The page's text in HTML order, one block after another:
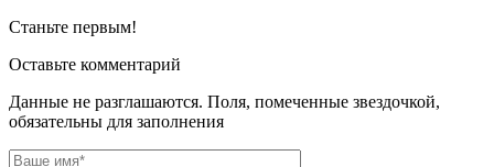
Станьте первым!
Оставьте комментарий
Данные не разглашаются. Поля, помеченные звездочкой,
обязательны для заполнения